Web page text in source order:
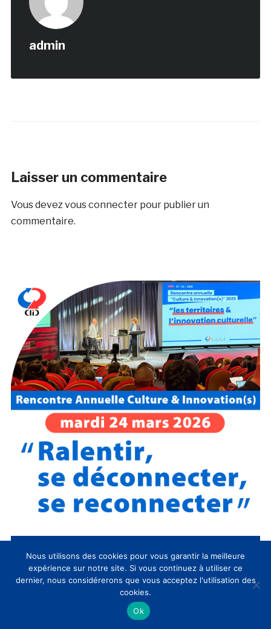
admin
Laisser un commentaire
Vous devezvous connecterpour publier un
commentaire.
Évènements CLIC à venir
MAR
Mis
09:30-17:30
SAVE THE DATE / Rencontre Annuelle
Culture & Innovation(s) 2027 du CLIC
Nous utilisons des cookies pour vous garantir la meilleure
expérience sur notre site. Si vous continuez à utiliser ce
dernier, nous considérerons que vous acceptez l'utilisation des
cookies.
Ok